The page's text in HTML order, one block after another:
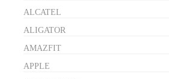
ALCATEL
ALIGATOR
AMAZFIT
APPLE